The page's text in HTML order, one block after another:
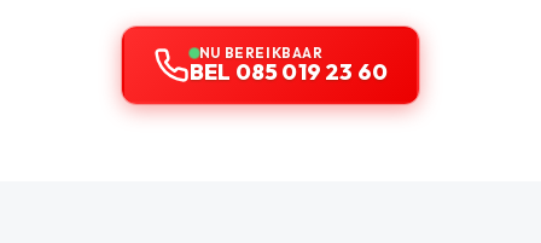
NU BEREIKBAAR
BEL 085 019 23 60